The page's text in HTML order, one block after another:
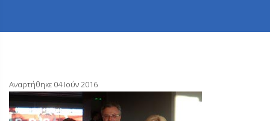
Αναρτήθηκε 04 Ιούν 2016